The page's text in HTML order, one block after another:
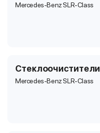
Mercedes-Benz SLR-Class
Стеклоочистители
Mercedes-Benz SLR-Class